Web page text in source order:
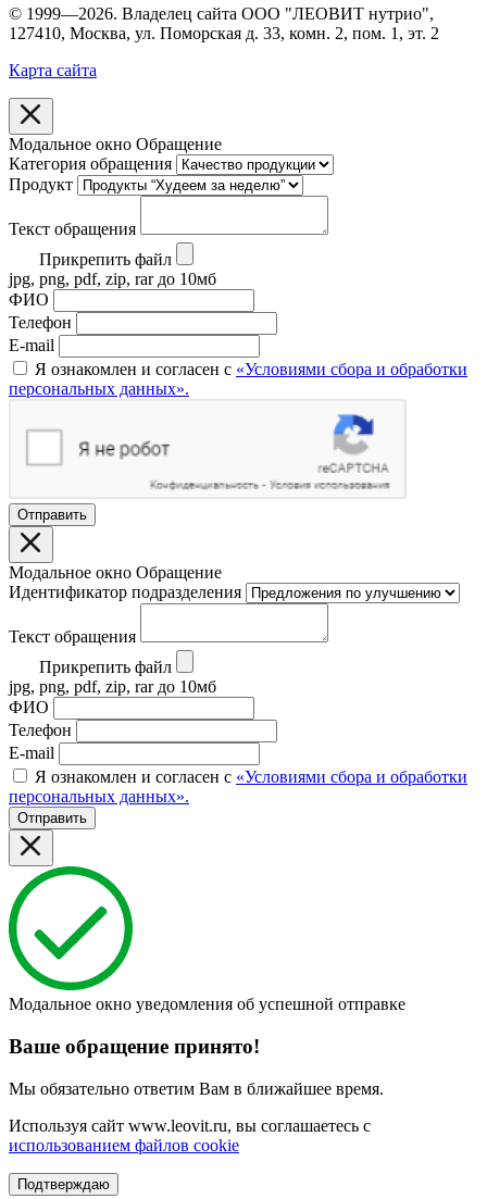
© 1999—2026. Владелец сайта ООО "ЛЕОВИТ нутрио",
127410, Москва, ул. Поморская д. 33, комн. 2, пом. 1, эт. 2
Карта сайта
Модальное окно Обращение
Категория обращения
Продукт
Текст обращения
Прикрепить файл
jpg, png, pdf, zip, rar до 10мб
ФИО
Телефон
E-mail
Я ознакомлен и согласен с «Условиями сбора и обработки
персональных данных».
Отправить
Модальное окно Обращение
Идентификатор подразделения
Текст обращения
Прикрепить файл
jpg, png, pdf, zip, rar до 10мб
ФИО
Телефон
E-mail
Я ознакомлен и согласен с «Условиями сбора и обработки
персональных данных».
Отправить
Модальное окно уведомления об успешной отправке
Ваше обращение принято!
Мы обязательно ответим Вам в ближайшее время.
Используя сайт www.leovit.ru, вы соглашаетесь с
использованием файлов cookie
Подтверждаю